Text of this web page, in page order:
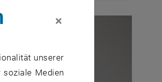
×
unserer
Medien